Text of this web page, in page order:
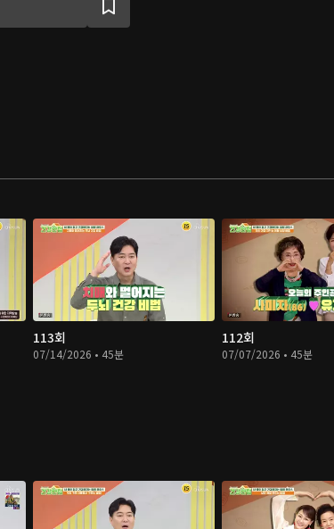
113회
07/14/2026 • 45분
112회
07/07/2026 • 45분